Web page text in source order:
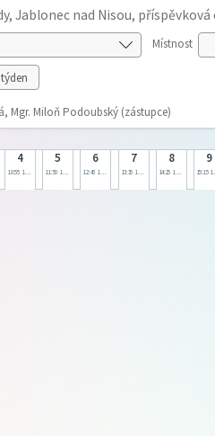
Jablonec nad Nisou,
Místnost
Mgr. Miloň Podoubský (zástupce)
4
10:55 11:40
5
11:50 12:35
6
12:45 13:30
7
13:35 14:20
8
14:25 15:10
9
15:15